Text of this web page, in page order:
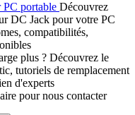
portable Découvrez
DC Jack pour votre PC
compatibilités,
plus ? Découvrez le
tutoriels de remplacement
d'experts
pour nous contacter